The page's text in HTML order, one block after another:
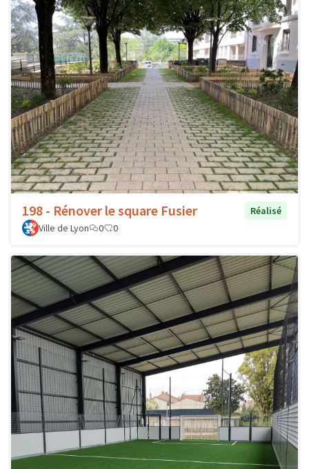
198 - Rénover le square Fusier
Réalisé
Ville de Lyon
0 0